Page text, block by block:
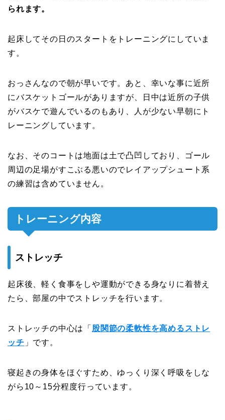
られます。
起床してその日のスタートをトレーニングにしていま
す。
おっさんなので朝が早いです。あと、幸いな事に近所
にバスケットゴールがありますが、日中は近所の子供
がバスケで遊んでいるのもあり、人が少ない早朝にト
レーニングしています。
なお、そのコートは地面は土で凸凹しており、ゴール
周辺の足場がすこぶる悪いのでレイアップシュート系
の練習は含めていません。
トレーニング内容
ストレッチ
起床後、軽く食事をしや運動ができる身なりに着替え
たら、部屋の中でストレッチを行います。
ストレッチの中心は「 股関節の柔軟性を高めるストレ
ッチ 」です。
寝起きの身体をほぐすため、ゆっくり深く呼吸をしな
がら10～15分程度行っています。